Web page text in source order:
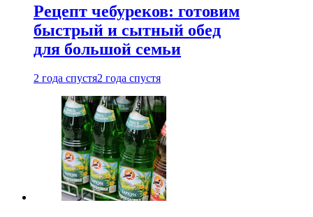
Рецепт чебуреков: готовим
быстрый и сытный обед
для большой семьи
2 года спустя2 года спустя